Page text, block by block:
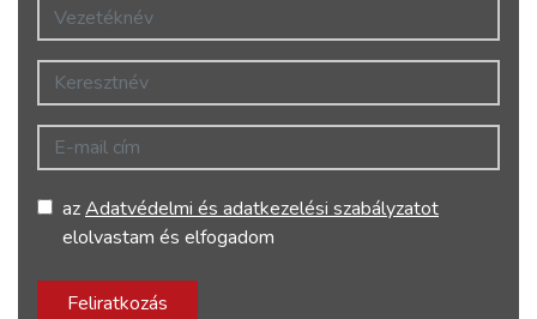
Vezetéknév
Keresztnév
E-mail cím
azAdatvédelmi és adatkezelési szabályzatot
elolvastam és elfogadom
Feliratkozás